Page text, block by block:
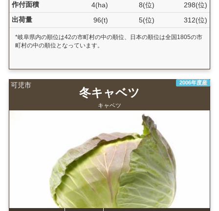
作付面積
4(ha) 8(位)
298(位)
出荷量
96(t) 5(位) 312(位)
*岐阜県内の順位は42の市町村の中の順位、日本の順位は全国1805の市
町村の中の順位となっています。
可児市 2006年度産
冬キャベツ
キャベツ